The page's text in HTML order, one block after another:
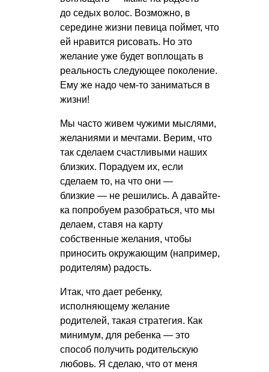
до седых волос. Возможно, в
середине жизни певица поймет, что
ей нравится рисовать. Но это
желание уже будет воплощать в
реальность следующее поколение.
Ему же надо чем-то заниматься в
жизни!
Мы часто живем чужими мыслями,
желаниями и мечтами. Верим, что
так сделаем счастливыми наших
близких. Порадуем их, если
сделаем то, на что они —
близкие — не решились. А давайте-
ка попробуем разобраться, что мы
делаем, ставя на карту
собственные желания, чтобы
приносить окружающим (например,
родителям) радость.
Итак, что дает ребенку,
исполняющему желание
родителей, такая стратегия. Как
минимум, для ребенка — это
способ получить родительскую
любовь. Я сделаю, что от меня